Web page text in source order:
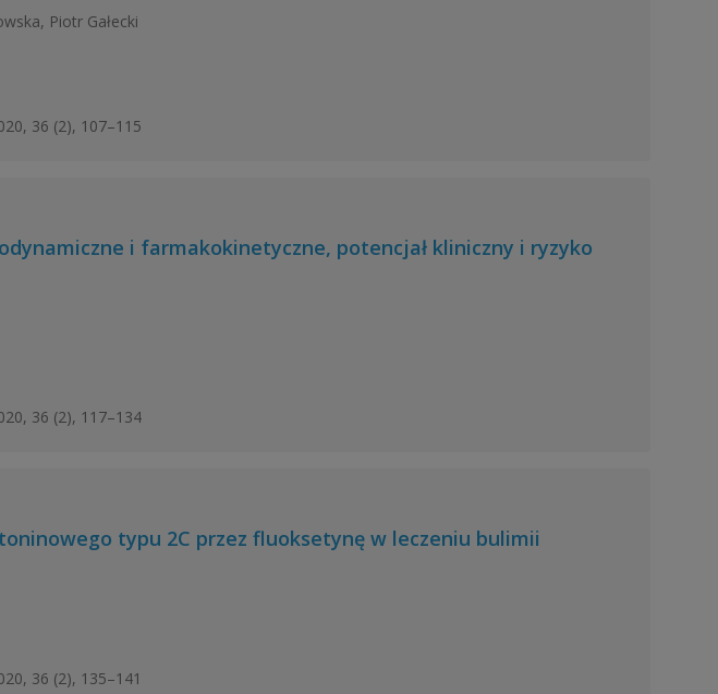
Piotr Gałecki
36 (2), 107–115
i farmakokinetyczne, potencjał kliniczny i ryzyko
36 (2), 117–134
typu 2C przez fluoksetynę w leczeniu bulimii
36 (2), 135–141